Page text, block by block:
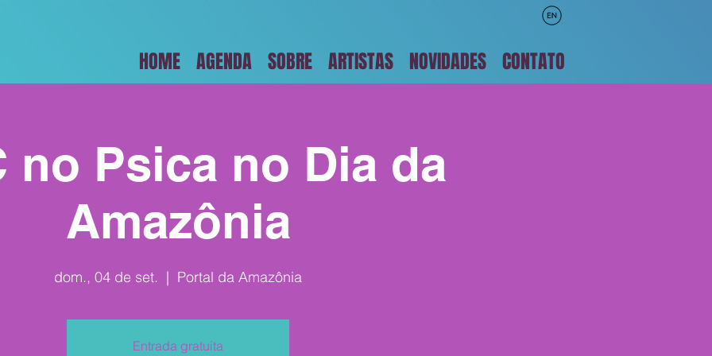
HOME AGENDA SOBRE ARTISTAS NOVIDADES CONTATO
no Psica no Dia da
Amazônia
dom., 04 de set.
  |
Portal da Amazônia
Entrada gratuita